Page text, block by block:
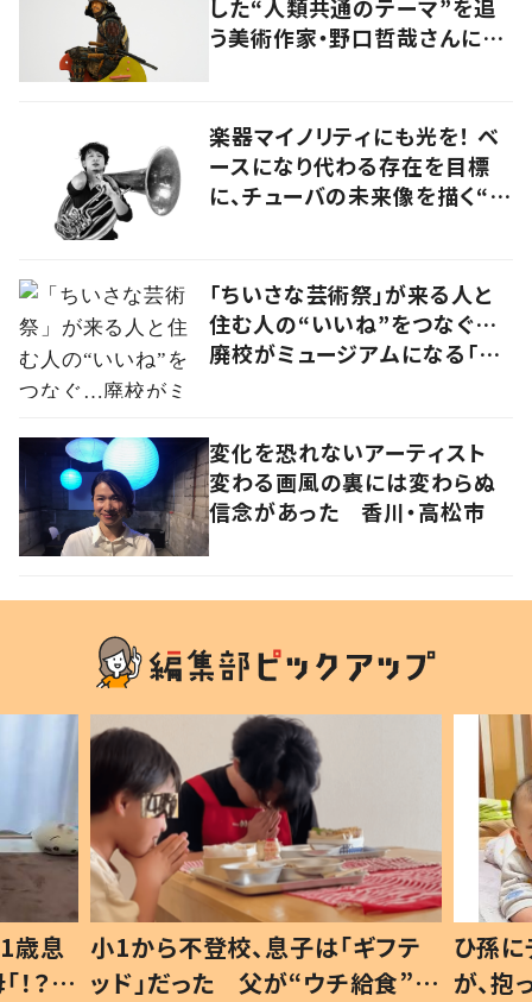
した“人類共通のテーマ”を追
う美術作家・野口哲哉さんに聞
楽器マイノリティにも光を！ ベ
ースになり代わる存在を目標
に、チューバの未来像を描く“ブ
「ちいさな芸術祭」が来る人と
住む人の“いいね”をつなぐ…
廃校がミュージアムになる「山
変化を恐れないアーティスト
変わる画風の裏には変わらぬ
信念があった 香川・高松市
歳息
？」
小1から不登校、息子は「ギフテ
ッド」だった 父が“ウチ給食”を
ひ孫
が、